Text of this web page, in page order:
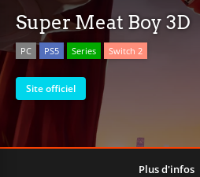
Super Meat Boy 3D
PC PS5 Series Switch 2
Site officiel
Plus d'infos